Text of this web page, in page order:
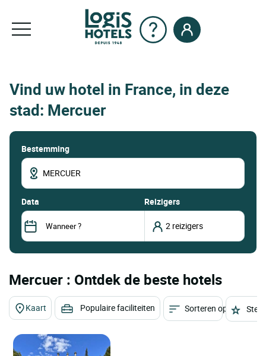
Vind uw hotel in France, in deze
stad: Mercuer
Bestemming
data Reizigers
Mercuer : Ontdek de beste hotels
Kaart Populaire faciliteiten Sorteren op